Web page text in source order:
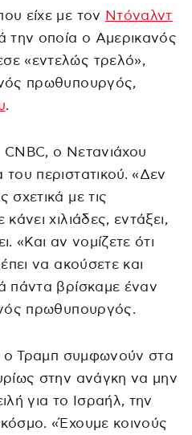
είχε με τον Ντόναλντ
την οποία ο Αμερικανός
«εντελώς τρελό»,
πρωθυπουργός,
.
ο Νετανιάχου
περιστατικού. «Δεν
σχετικά με τις
χιλιάδες, εντάξει,
«Και αν νομίζετε ότι
να ακούσετε και
πάντα βρίσκαμε έναν
πρωθυπουργός.
ο Τραμπ συμφωνούν στα
στην ανάγκη να μην
για το Ισραήλ, την
«Έχουμε κοινούς